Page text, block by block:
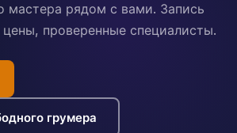
мастера рядом с вами. Запись
проверенные специалисты.
грумера